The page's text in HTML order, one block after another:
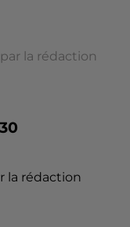
la rédaction
la rédaction